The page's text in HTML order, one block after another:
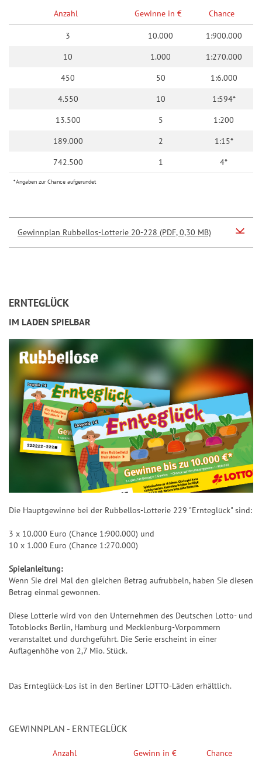
Anzahl Gewinne in € Chance
3 10.000
1:900.000
10
1.000
1:270.000
450
50
1:6.000
4.550
10
1:594*
13.500
5
1:200
189.000
2
1:15*
742.500
1 4*
*Angaben zur Chance aufgerundet
Gewinnplan Rubbellos-Lotterie 20-228 (PDF, 0,30 MB)
ERNTEGLÜCK
IM LADEN SPIELBAR
Die Hauptgewinne bei der Rubbellos-Lotterie 229 "Ernteglück" sind:
3 x 10.000 Euro (Chance 1:900.000) und
10 x 1.000 Euro (Chance 1:270.000)
Spielanleitung:
Wenn Sie drei Mal den gleichen Betrag aufrubbeln, haben Sie diesen
Betrag einmal gewonnen.
Diese Lotterie wird von den Unternehmen des Deutschen Lotto- und
Totoblocks Berlin, Hamburg und Mecklenburg-Vorpommern
veranstaltet und durchgeführt. Die Serie erscheint in einer
Auflagenhöhe von 2,7 Mio. Stück.
Das Ernteglück-Los ist in den Berliner LOTTO-Läden erhältlich.
GEWINNPLAN - ERNTEGLÜCK
Anzahl Gewinn in € Chance